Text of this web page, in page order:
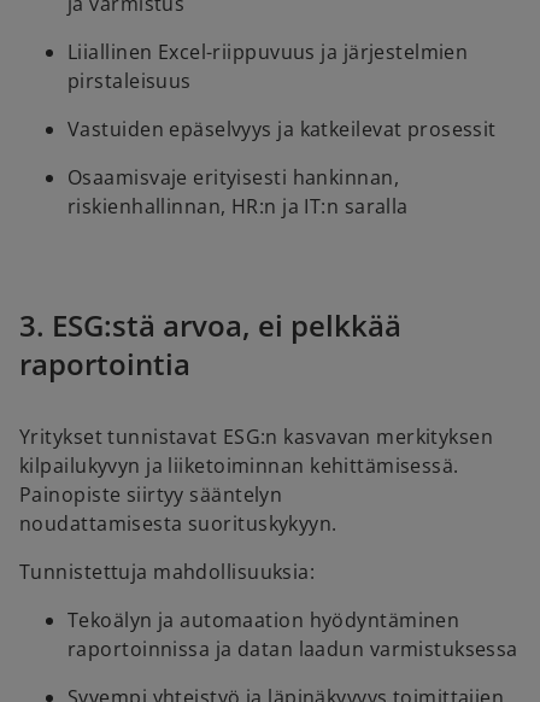
Liiallinen Excel-riippuvuus ja järjestelmien
pirstaleisuus
Vastuiden epäselvyys ja katkeilevat prosessit
Osaamisvaje erityisesti hankinnan,
riskienhallinnan, HR:n ja IT:n saralla
3. ESG:stä arvoa, ei pelkkää
raportointia
Yritykset tunnistavat ESG:n kasvavan merkityksen
kilpailukyvyn ja liiketoiminnan kehittämisessä.
Painopiste siirtyy sääntelyn
noudattamisesta suorituskykyyn.
Tunnistettuja mahdollisuuksia:
Tekoälyn ja automaation hyödyntäminen
raportoinnissa ja datan laadun varmistuksessa